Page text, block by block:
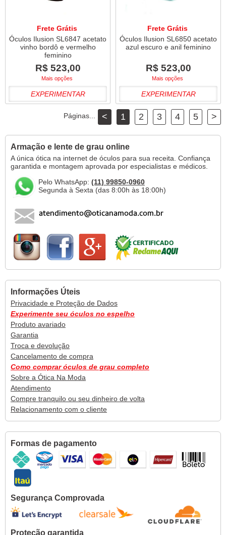
Frete Grátis
Óculos Ilusion SL6847 acetato
vinho bordô e vermelho
feminino
R$ 523,00
Mais opções
EXPERIMENTAR
Frete Grátis
Óculos Ilusion SL6850 acetato
azul escuro e anil feminino
R$ 523,00
Mais opções
EXPERIMENTAR
Páginas... < 1 2 3 4 5 >
Armação e lente de grau online
A única ótica na internet de óculos para sua receita. Confiança
garantida e montagem aprovada por especialistas e médicos.
Pelo WhatsApp: (11) 99850-0960
Segunda à Sexta (das 8:00h às 18:00h)
Informações Úteis
Privacidade e Proteção de Dados
Experimente seu óculos no espelho
Produto avariado
Garantia
Troca e devolução
Cancelamento de compra
Como comprar óculos de grau completo
Sobre a Ótica Na Moda
Atendimento
Compre tranquilo ou seu dinheiro de volta
Relacionamento com o cliente
Formas de pagamento
Segurança Comprovada
Proteção garantida